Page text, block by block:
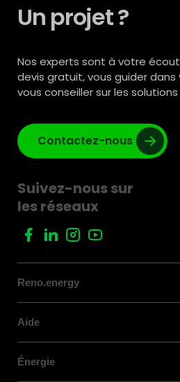
Un projet ?
Nos experts sont à votre
devis gratuit, vous guider
vous conseiller sur les
Contactez-nous
Suivez-nous sur
les réseaux
Reno.energy
Aide
Énergie